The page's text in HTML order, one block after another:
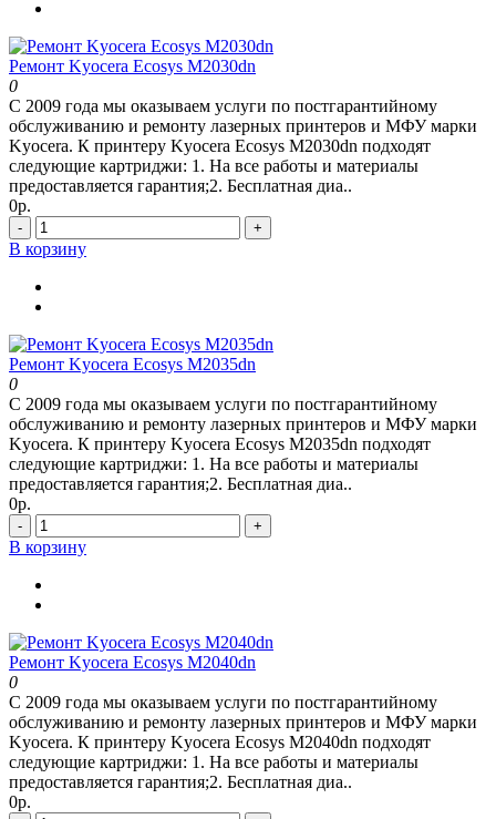
Ремонт Kyocera Ecosys M2030dn
0
С 2009 года мы оказываем услуги по постгарантийному
обслуживанию и ремонту лазерных принтеров и МФУ марки
Kyocera. К принтеру Kyocera Ecosys M2030dn подходят
следующие картриджи: 1. На все работы и материалы
предоставляется гарантия;2. Бесплатная диа..
0р.
- +
В корзину
Ремонт Kyocera Ecosys M2035dn
0
С 2009 года мы оказываем услуги по постгарантийному
обслуживанию и ремонту лазерных принтеров и МФУ марки
Kyocera. К принтеру Kyocera Ecosys M2035dn подходят
следующие картриджи: 1. На все работы и материалы
предоставляется гарантия;2. Бесплатная диа..
0р.
- +
В корзину
Ремонт Kyocera Ecosys M2040dn
0
С 2009 года мы оказываем услуги по постгарантийному
обслуживанию и ремонту лазерных принтеров и МФУ марки
Kyocera. К принтеру Kyocera Ecosys M2040dn подходят
следующие картриджи: 1. На все работы и материалы
предоставляется гарантия;2. Бесплатная диа..
0р.